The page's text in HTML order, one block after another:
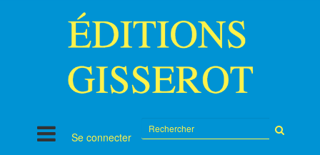
Se connecter
sur